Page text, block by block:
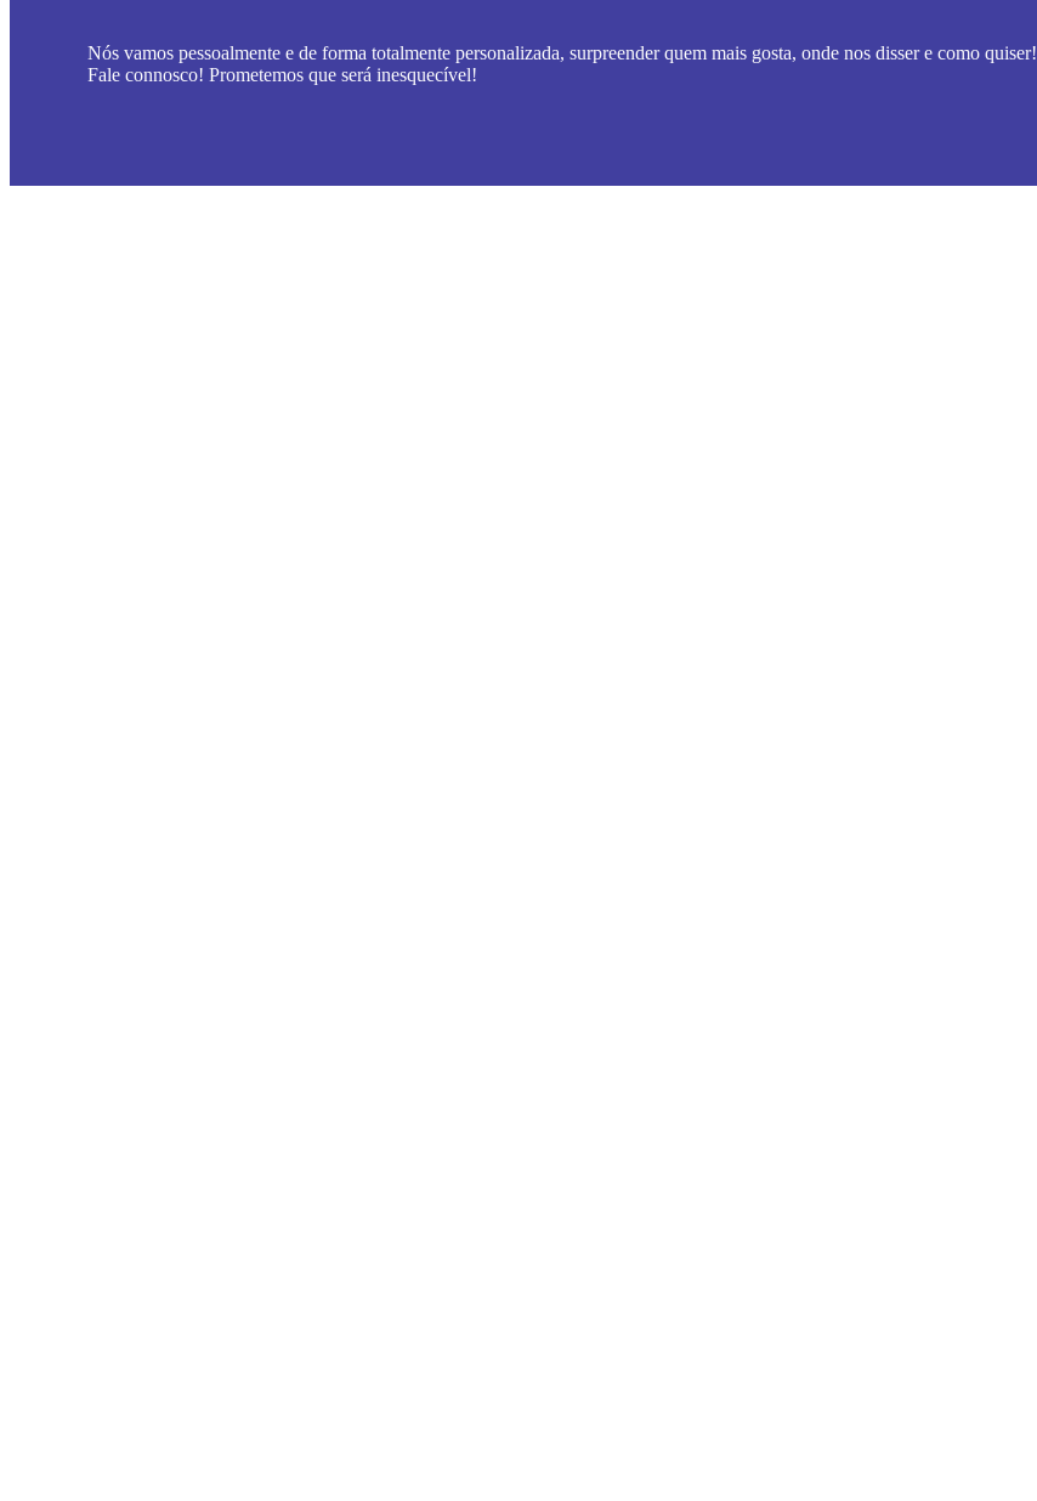
Nós vamos pessoalmente e de forma totalmente personalizada, surpreender quem mais gosta, onde nos disser e como quiser!
Fale connosco! Prometemos que será inesquecível!